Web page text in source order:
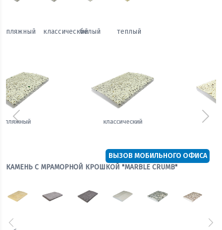
пляжный классическийбелый теплый
Предыдущий
КАМЕНЬ С МРАМОРНОЙ КРОШКОЙ "MARBLE CRUMB"
Предыдущий
ВЫЗОВ МОБИЛЬНОГО ОФИСА